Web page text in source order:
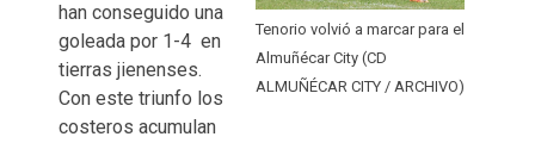
Tenorio volvió a marcar para el
Almuñécar City (CD
ALMUÑÉCAR CITY / ARCHIVO)
han conseguido una
goleada por 1-4 en
tierras jienenses.
Con este triunfo los
costeros acumulan